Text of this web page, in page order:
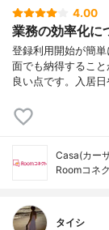
4.00
業務の効率化に
登録利用開始が簡
面でも納得するこ
良い点です。入居
Casa(カー
Roomコネ
タイシ